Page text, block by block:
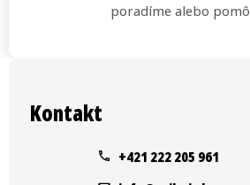
poradíme alebo
Kontakt
+421 222 205 961